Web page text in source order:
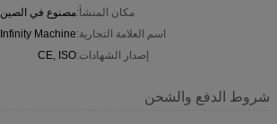
مكان المنشأ:مصنوع في الصين
اسم العلامة التجارية:Infinity Machine
إصدار الشهادات:CE, ISO
شروط الدفع والشحن